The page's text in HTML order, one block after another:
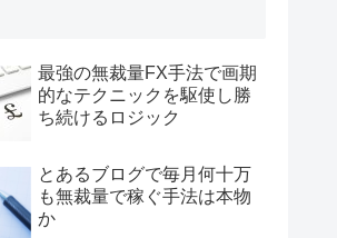
最強の無裁量FX手法で画期
的なテクニックを駆使し勝
ち続けるロジック
とあるブログで毎月何十万
も無裁量で稼ぐ手法は本物
か